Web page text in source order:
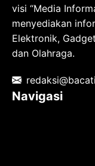
visi “Media
menyediakan
Elektronik,
dan Olahraga.
Navigasi